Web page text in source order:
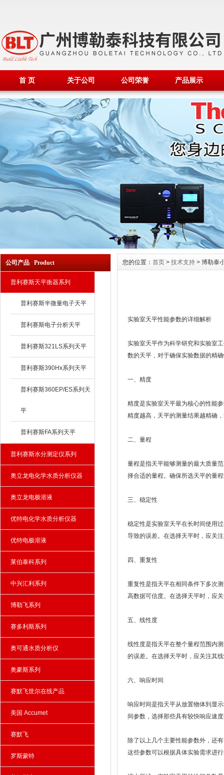
首 页 关于公司 公司荣誉 产品展示
公司产品 Product
普利赛斯天平衡器系列
普利赛斯半微量电子天平
普利赛斯电子分析天平
普利赛斯321LS系列天平
普利赛斯390Hx系列天平
普利赛斯360EP/ES系列天
平
普利赛斯FA系列天平
普利赛斯水分测定仪系列
奥立龙电化学水质分析仪器
奥立龙电极溶液
优特电化学水质分析仪器
优特电极溶液
莱伯泰科系列
中兴汇利系列
博勒飞系列
赛多利斯系列
奥可通水质分析仪
奥豪斯系列
赛默飞世尔在线产品
美国 Accumet
赛默飞
罗斯蒙特
您的位置： 首页 > 技术支持 > 博勒泰
实验室天平性能参数的详细解析
实验室天平作为科学研究和实验室
数的天平，对于确保实验数据的精
一、精度
精度是实验室天平最为核心的性能
精度越高，天平的测量结果越精确
二、量程
量程是指天平能够测量的最大质量
择合适的量程。确保所选天平的量
三、稳定性
稳定性是实验室天平在长时间使用
导致的误差。在选择天平时，应关
四、重复性
重复性是指天平在相同条件下多次
高数据可信度。在选择天平时，应
五、线性度
线性度是指天平在整个量程范围内
的误差。在选择天平时，应关注其
六、响应时间
响应时间是指天平从放置物体到显
间参数，选择那些具有较快响应速
除了以上几个主要性能参数外，还
这些参数可以根据具体实验需求进